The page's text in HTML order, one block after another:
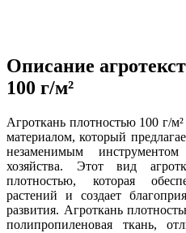
Описание
100 г/м²
Агроткань плотностью 100 г/
материалом, который
незаменимым
хозяйства. Этот вид
плотностью, которая
растений и создает
развития. Агроткань
полипропиленовая ткань,